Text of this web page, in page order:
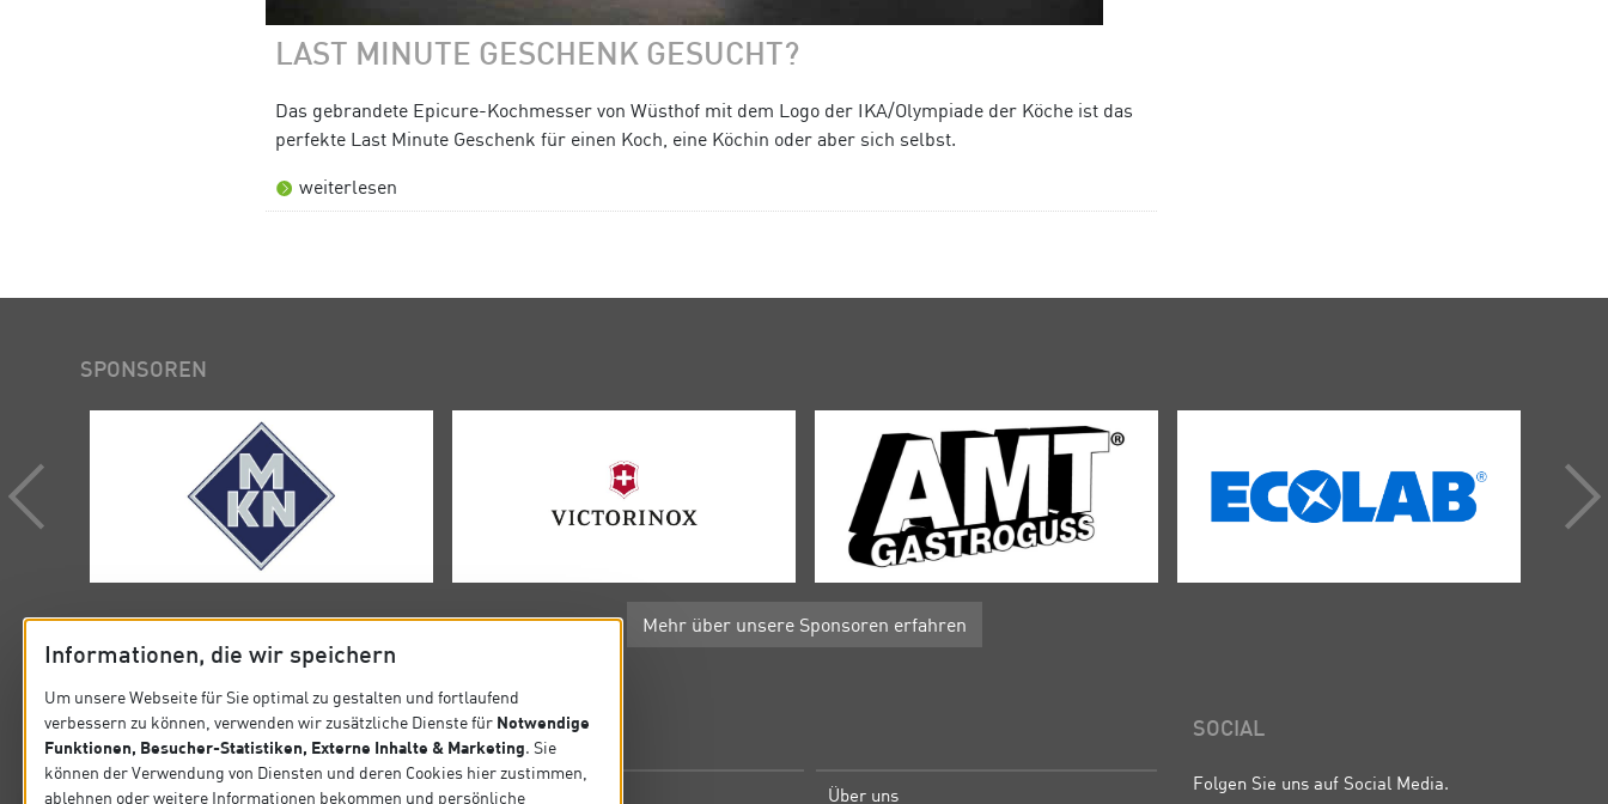
LAST MINUTE GESCHENK GESUCHT?
Das gebrandete Epicure-Kochmesser von Wüsthof mit dem Logo der IKA/Olympiade der Köche ist das
perfekte Last Minute Geschenk für einen Koch, eine Köchin oder aber sich selbst.
weiterlesen
SPONSOREN
Mehr über unsere Sponsoren erfahren
KONTAKT
Verband der Köche Deutschlands e.V.
SITEMAP
Startseite Über uns
SOCIAL
Folgen Sie uns auf Social Media.
Informationen, die wir speichern
Um unsere Webseite für Sie optimal zu gestalten und fortlaufend
verbessern zu können, verwenden wir zusätzliche Dienste für Notwendige
Funktionen, Besucher-Statistiken, Externe Inhalte & Marketing. Sie
können der Verwendung von Diensten und deren Cookies hier zustimmen,
ablehnen oder weitere Informationen bekommen und persönliche